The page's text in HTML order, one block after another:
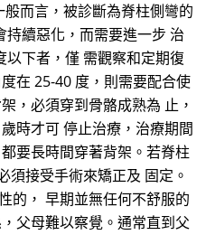
而言，被診斷為脊柱側彎的
續惡化，而需要進一步 治
下者，僅 需觀察和定期復
在 25-40 度，則需要配合使
，必須穿到骨骼成熟為 止，
時才可 停止治療，治療期間
要長時間穿著背架。若脊柱
須接受手術來矯正及 固定。
的， 早期並無任何不舒服的
父母難以察覺。通常直到父